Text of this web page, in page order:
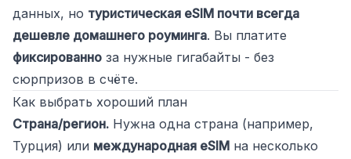
данных, но туристическая eSIM почти всегда
дешевле домашнего роуминга. Вы платите
фиксированно за нужные гигабайты - без
сюрпризов в счёте.
Как выбрать хороший план
Страна/регион. Нужна одна страна (например,
Турция) или международная eSIM на несколько